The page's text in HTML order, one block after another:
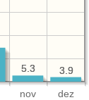
nov dez
3.9
5.3 3.9
5.3